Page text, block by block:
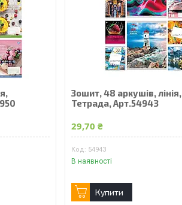
Зошит, 48 аркушів, лінія,
Тетрада, Арт.54943
29,70 ₴
54943
В наявності
Купити